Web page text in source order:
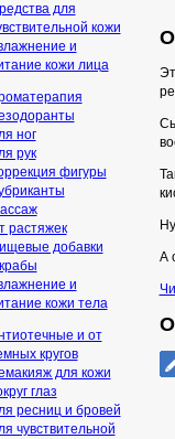
А
для
кожи
и
кожи лица
ног
рук
фигуры
растяжек
добавки
и
кожи тела
и от
кругов
для кожи
глаз
ресниц и бровей
чувствительной